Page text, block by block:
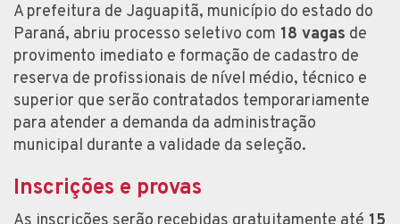
A prefeitura de Jaguapitã, município do estado do
Paraná, abriu processo seletivo com 18 vagas de
provimento imediato e formação de cadastro de
reserva de profissionais de nível médio, técnico e
superior que serão contratados temporariamente
para atender a demanda da administração
municipal durante a validade da seleção.
Inscrições e provas